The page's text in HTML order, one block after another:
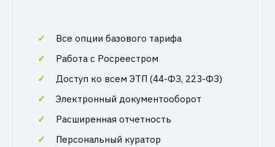
Все опции базового тарифа
Работа с Росреестром
Доступ ко всем ЭТП (44-ФЗ, 223-ФЗ)
Электронный документооборот
Расширенная отчетность
Персональный куратор